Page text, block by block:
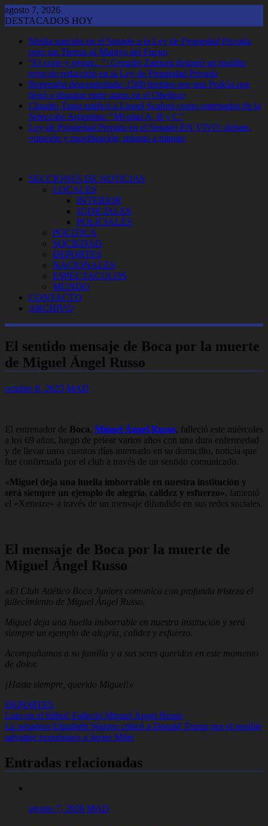
Saltar
al
agosto 7, 2026
DESTACADOS HOY
Media sanción en el Senado a la Ley de Propiedad Privada,
pero sin Tierras ni Manejo del Fuego
"El corte y pegue...": Gerardo Zamora destapó un insólito
error de redacción en la Ley de Propiedad Privada
Represión descontrolada: 1500 heridos por una Policía que
llegó a disparar entre autos en el Obelisco
Claudio Tapia ratificó a Lionel Scaloni como entrenador de la
Selección Argentina: "Mi plan A, B y C"
Ley de Propiedad Privada en el Senado EN VIVO: debate,
votación y movilización, minuto a minuto
SECCIONES DE NOTICIAS
LOCALES
INTERIOR
JUDICIALES
POLICIALES
POLITICA
SOCIEDAD
DEPORTES
NACIONALES
ESPECTACULOS
MUNDO
CONTACTO
ARCHIVO
El sentido mensaje de Boca por la muerte
de Miguel Ángel Russo
octubre 8, 2025 MAD
El entrenador de Boca, Miguel Ángel Russo, falleció este miércoles
a los 69 años, luego de pelear varios años con una dura enfermedad
y de llevar unos cuantos días internado en su domicilio, noticia que
fue confirmada por el club a través de un sentido comunicado.
«Miguel deja una huella imborrable en nuestra institución y
será siempre un ejemplo de alegría, calidez y esfuerzo», lamentó
el «Xeneize» a través de un mensaje difundido en sus redes sociales.
El mensaje de Boca por la muerte de
Miguel Ángel Russo
«El Club Atlético Boca Juniors comunica con profunda tristeza el
fallecimiento de Miguel Ángel Russo.
Miguel deja una huella imborrable en nuestra institución y será
siempre un ejemplo de alegría, calidez y esfuerzo.
Acompañamos a su familia y a sus seres queridos en este momento
de dolor.
¡Hasta siempre, querido Miguel!»
DEPORTES
Navegación
de
Luto en el fútbol: Falleció Miguel Ángel Russo
La senadora Elizabeth Warren criticó a Donald Trump por el posible
salvataje económico a Javier Milei
Entradas relacionadas
agosto 7, 2026 MAD